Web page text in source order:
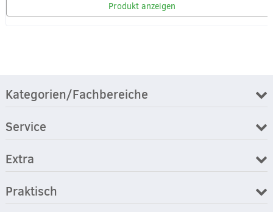
Produkt anzeigen
Kategorien/Fachbereiche
Service
Extra
Praktisch